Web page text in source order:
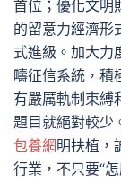
首位；優化文明
的留意力經濟形
式進級。加大力
疇征信系統，積
有嚴厲軌制束縛
題目就絕對較少
包養網明扶植，
行業，不只要“